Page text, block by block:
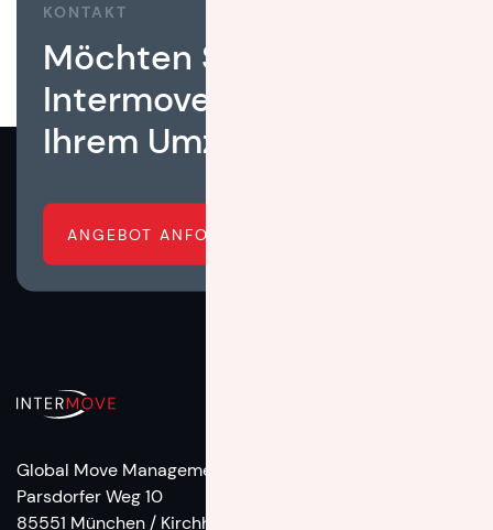
KONTAKT
Möchten Sie, dass
Intermove Ihnen bei
Ihrem Umzug hilft?
ANGEBOT ANFORDERN
Global Move Management
Parsdorfer Weg 10
85551 München / Kirchheim